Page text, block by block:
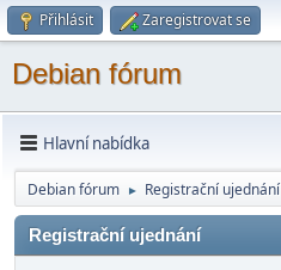
Přihlásit Zaregistrovat se
Debian fórum
Hlavní nabídka
Debian fórum ► Registrační ujednání
Registrační ujednání